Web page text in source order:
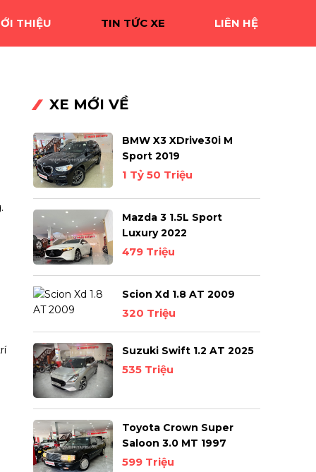
THIỆU TIN TỨC XE LIÊN HỆ
XE MỚI VỀ
BMW X3 XDrive30i M
Sport 2019
1 Tỷ 50 Triệu
Mazda 3 1.5L Sport
Luxury 2022
479 Triệu
Scion Xd 1.8 AT 2009
320 Triệu
Suzuki Swift 1.2 AT 2025
535 Triệu
Toyota Crown Super
Saloon 3.0 MT 1997
599 Triệu